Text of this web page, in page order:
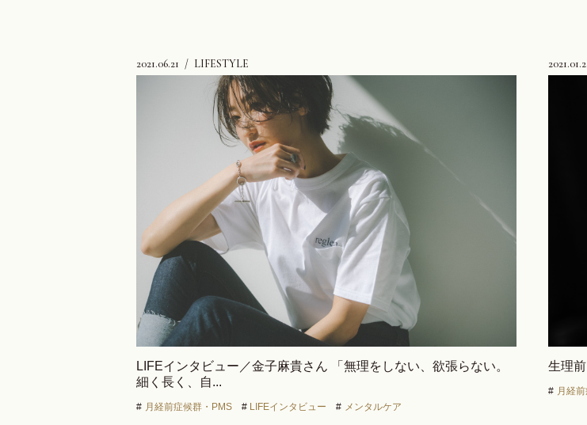
2021.06.21 LIFESTYLE
LIFEインタビュー／金子麻貴さん 「無理をしない、欲張らない。
細く長く、自...
# 月経前症候群・PMS # LIFEインタビュー # メンタルケア
生理
# 月経